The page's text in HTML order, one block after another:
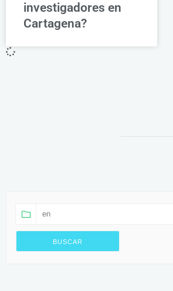
investigadores en
Cartagena?
en